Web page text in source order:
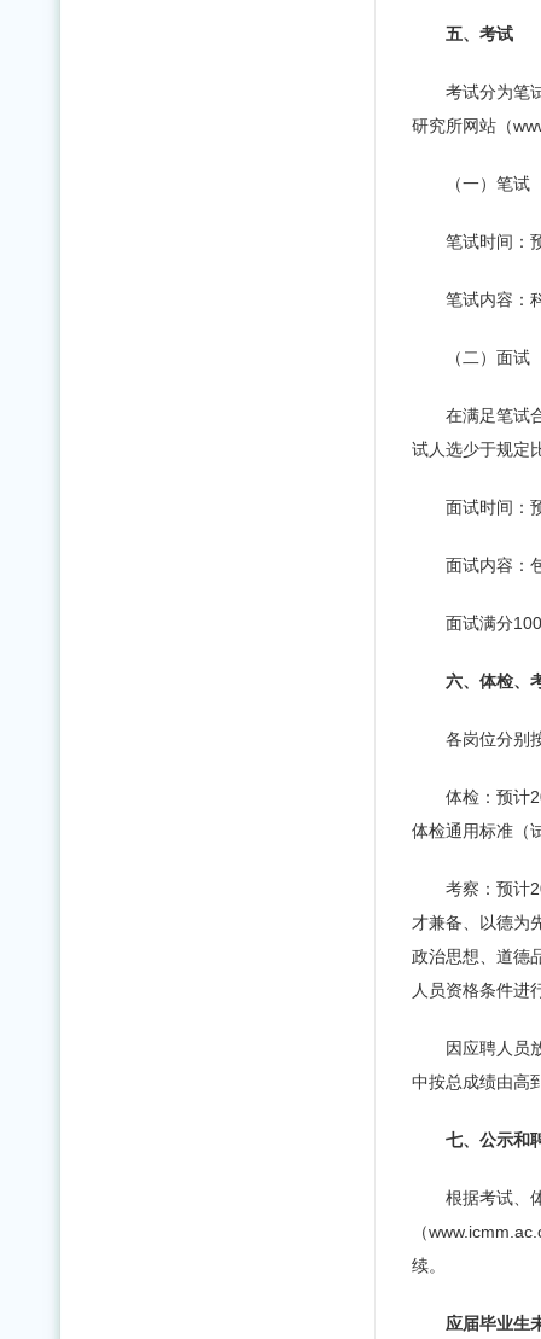
五、考试
考试分为笔
研究所网站（
（一）笔试
笔试时间：
笔试内容：
（二）面试
在满足笔试
试人选少于规定
面试时间：
面试内容：
面试满分
六、体检、
各岗位分别
体检：预计
体检通用标准（
考察：预计
才兼备、以德为
政治思想、道德
人员资格条件进
因应聘人员
中按总成绩由高
七、公示和
根据考试、
（
续。
应届毕业生